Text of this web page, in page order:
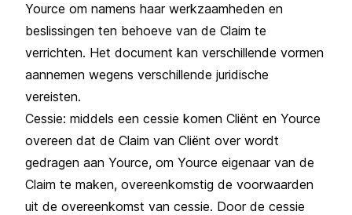
Yource om namens haar werkzaamheden en
beslissingen ten behoeve van de Claim te
verrichten. Het document kan verschillende vormen
aannemen wegens verschillende juridische
vereisten.
Cessie: middels een cessie komen Cliënt en Yource
overeen dat de Claim van Cliënt over wordt
gedragen aan Yource, om Yource eigenaar van de
Claim te maken, overeenkomstig de voorwaarden
uit de overeenkomst van cessie. Door de cessie